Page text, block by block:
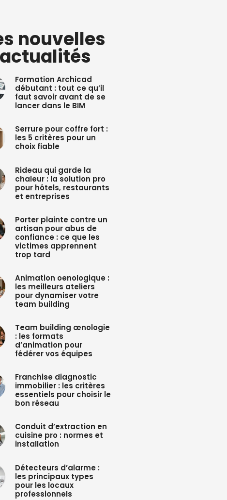
nouvelles
actualités
Formation Archicad
débutant : tout ce qu’il
faut savoir avant de se
lancer dans le BIM
Serrure pour coffre fort :
les 5 critères pour un
choix fiable
Rideau qui garde la
chaleur : la solution pro
pour hôtels, restaurants
et entreprises
Porter plainte contre un
artisan pour abus de
confiance : ce que les
victimes apprennent
trop tard
Animation oenologique :
les meilleurs ateliers
pour dynamiser votre
team building
Team building œnologie
: les formats
d’animation pour
fédérer vos équipes
Franchise diagnostic
immobilier : les critères
essentiels pour choisir le
bon réseau
Conduit d’extraction en
cuisine pro : normes et
installation
Détecteurs d’alarme :
les principaux types
pour les locaux
professionnels